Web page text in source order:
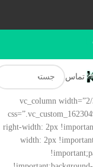
تماس
[vc_row][vc_column width=”1/6″][/vc_column][vc_column
right-width: 2px
width: 2px